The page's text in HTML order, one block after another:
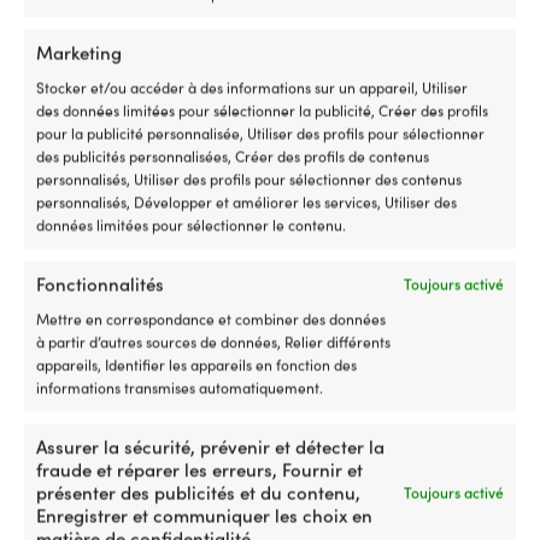
Marketing
Stocker et/ou accéder à des informations sur un appareil, Utiliser
des données limitées pour sélectionner la publicité, Créer des profils
pour la publicité personnalisée, Utiliser des profils pour sélectionner
des publicités personnalisées, Créer des profils de contenus
personnalisés, Utiliser des profils pour sélectionner des contenus
personnalisés, Développer et améliorer les services, Utiliser des
données limitées pour sélectionner le contenu.
Fonctionnalités
Toujours activé
Mettre en correspondance et combiner des données
à partir d’autres sources de données, Relier différents
appareils, Identifier les appareils en fonction des
informations transmises automatiquement.
Assurer la sécurité, prévenir et détecter la
fraude et réparer les erreurs, Fournir et
présenter des publicités et du contenu,
Enregistrer et communiquer les choix en
Toujours activé
1852-Marine, 45 x 37 x 8 cm,
bleu marine, simple
Px cons.22,90€Le
prix
était :
22,90 €.
22,32€Le
prix
est :
22,32 €.
16 EN STOCK (PEUT ÊTRE
COMMANDÉ)
Moory, 45 x 76 x 8 cm, noir,
Px cons.79,99
47 EN STOCK
Prix de pack!